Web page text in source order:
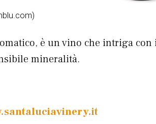
è un vino che intriga
mineralità.